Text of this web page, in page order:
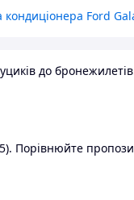
кондиціонера Ford
до